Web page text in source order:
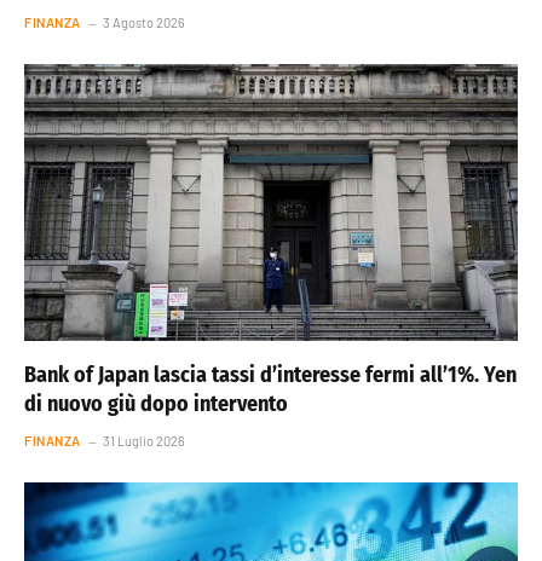
FINANZA 3 Agosto 2026
Bank of Japan lascia tassi d’interesse fermi all’1%. Yen
di nuovo giù dopo intervento
FINANZA 31 Luglio 2026